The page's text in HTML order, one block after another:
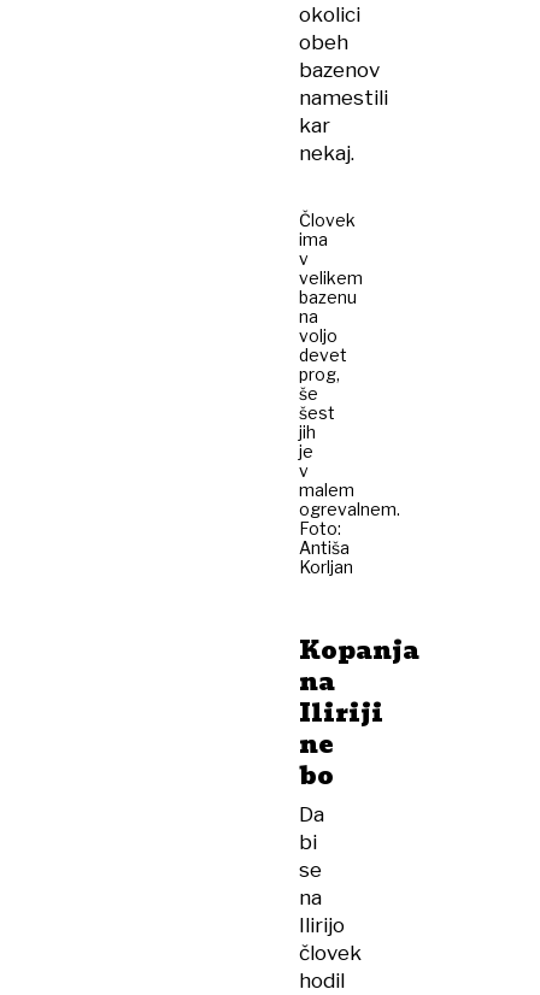
okolici
obeh
bazenov
namestili
kar
nekaj.
Človek
ima
v
velikem
bazenu
na
voljo
devet
prog,
še
šest
jih
je
v
malem
ogrevalnem.
Foto:
Antiša
Korljan
Kopanja
na
Iliriji
ne
bo
Da
bi
se
na
Ilirijo
človek
hodil